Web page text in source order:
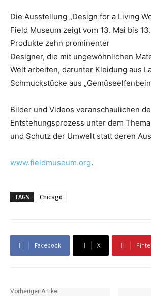
Die Ausstellung „Design for a Living
Field Museum zeigt vom 13. Mai bis
Produkte zehn prominenter
Designer, die mit ungewöhnlichen
Welt arbeiten, darunter Kleidung aus
Schmuckstücke aus
Bilder und Videos veranschaulichen
Entstehungsprozess unter dem
und Schutz der Umwelt statt deren
www.fieldmuseum.org.
TAGS Chicago
Facebook X
Vorheriger Artikel